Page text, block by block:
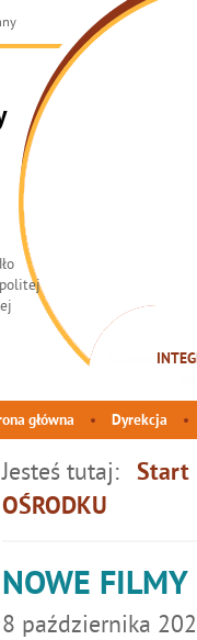
główna Dyrekcja
Jesteś tutaj: Start
OŚRODKU
NOWE
8 października